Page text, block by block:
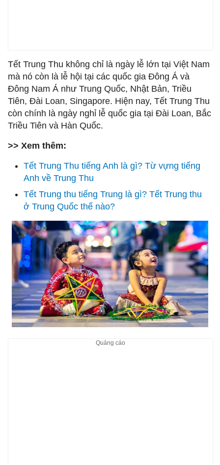
Tết Trung Thu không chỉ là ngày lễ lớn tại Việt Nam
mà nó còn là lễ hội tại các quốc gia Đông Á và
Đông Nam Á như Trung Quốc, Nhật Bản, Triều
Tiên, Đài Loan, Singapore. Hiện nay, Tết Trung Thu
còn chính là ngày nghỉ lễ quốc gia tại Đài Loan, Bắc
Triều Tiên và Hàn Quốc.
>> Xem thêm:
Tết Trung Thu tiếng Anh là gì? Từ vựng tiếng
Anh về Trung Thu
Tết Trung thu tiếng Trung là gì? Tết Trung thu
ở Trung Quốc thế nào?